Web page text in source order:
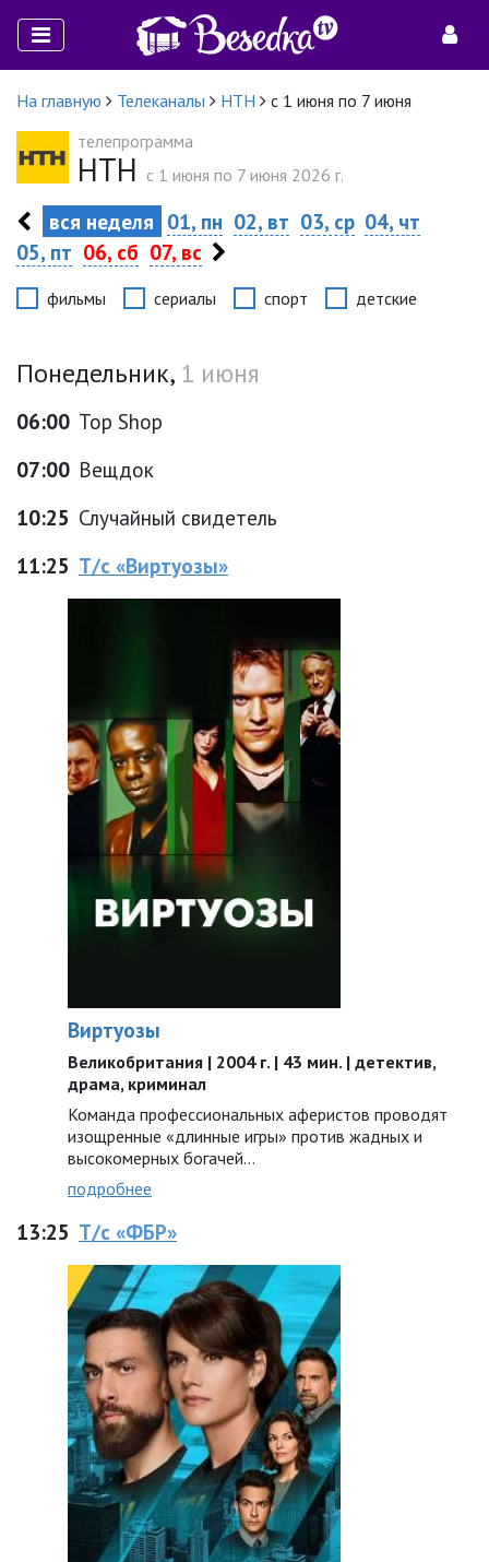
На главную Телеканалы НТН
с 1 июня по 7 июня
телепрограмма
НТН c 1 июня по 7 июня 2026 г.
вся неделя 01, пн 02, вт 03, ср 04, чт
05, пт 06, сб 07, вс
фильмы сериалы спорт детские
Понедельник, 1 июня
06:00 Top Shop
07:00 Вещдок
10:25 Случайный свидетель
11:25 Т/с «Виртуозы»
Виртуозы
Великобритания | 2004 г. | 43 мин. | детектив,
драма, криминал
Команда профессиональных аферистов проводят
изощренные «длинные игры» против жадных и
высокомерных богачей…
подробнее
13:25 Т/с «ФБР»